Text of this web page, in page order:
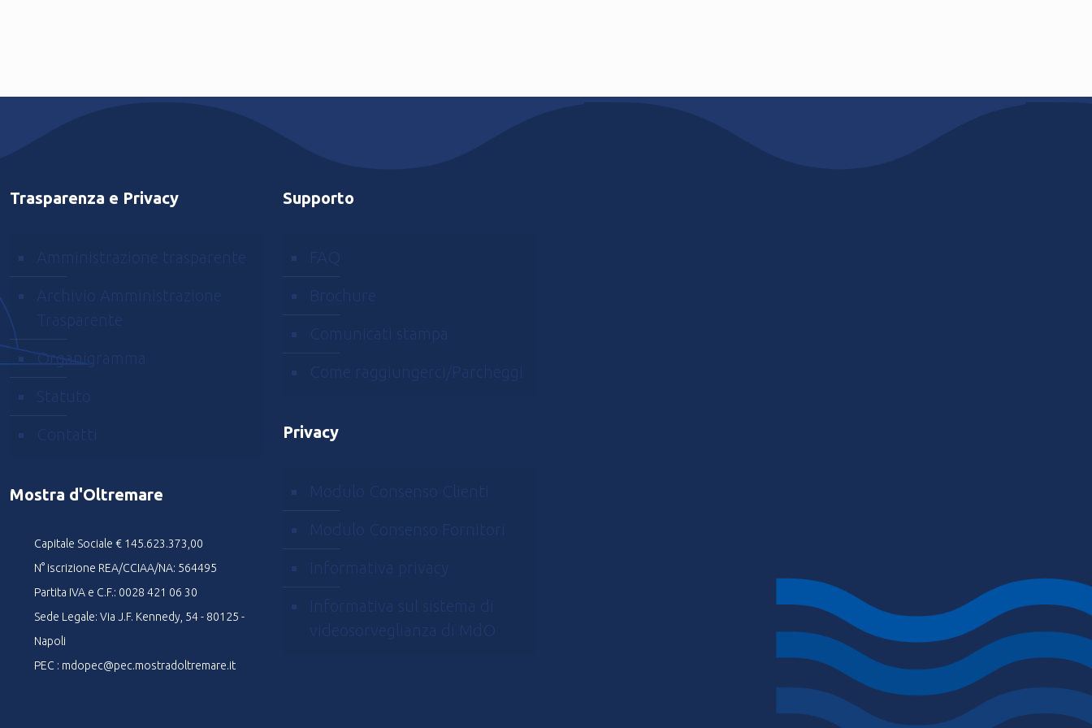
Trasparenza e Privacy
Amministrazione trasparente
Archivio Amministrazione
Trasparente
Organigramma
Statuto
Contatti
Mostra d'Oltremare
Capitale Sociale € 145.623.373,00
N° iscrizione REA/CCIAA/NA: 564495
Partita IVA e C.F.: 0028 421 06 30
Sede Legale: Via J.F. Kennedy, 54 - 80125 -
Napoli
PEC : mdopec@pec.mostradoltremare.it
Supporto
FAQ
Brochure
Comunicati stampa
Come raggiungerci/Parcheggi
Privacy
Modulo Consenso Clienti
Modulo Consenso Fornitori
Informativa privacy
Informativa sul sistema di
videosorveglianza di MdO